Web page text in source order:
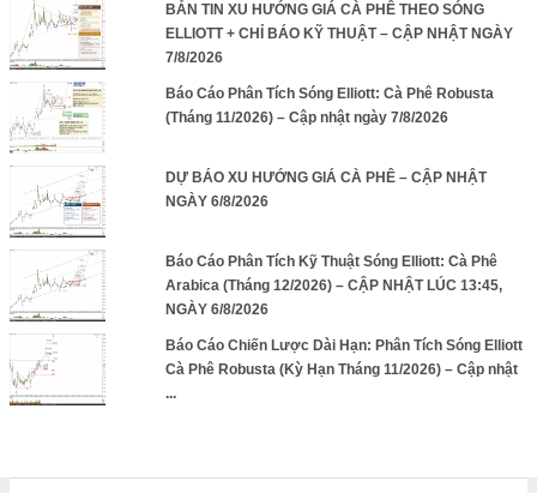
BẢN TIN XU HƯỚNG GIÁ CÀ PHÊ THEO SÓNG
ELLIOTT + CHỈ BÁO KỸ THUẬT – CẬP NHẬT NGÀY
7/8/2026
Báo Cáo Phân Tích Sóng Elliott: Cà Phê Robusta
(Tháng 11/2026) – Cập nhật ngày 7/8/2026
DỰ BÁO XU HƯỚNG GIÁ CÀ PHÊ – CẬP NHẬT
NGÀY 6/8/2026
Báo Cáo Phân Tích Kỹ Thuật Sóng Elliott: Cà Phê
Arabica (Tháng 12/2026) – CẬP NHẬT LÚC 13:45,
NGÀY 6/8/2026
Báo Cáo Chiến Lược Dài Hạn: Phân Tích Sóng Elliott
Cà Phê Robusta (Kỳ Hạn Tháng 11/2026) – Cập nhật
...